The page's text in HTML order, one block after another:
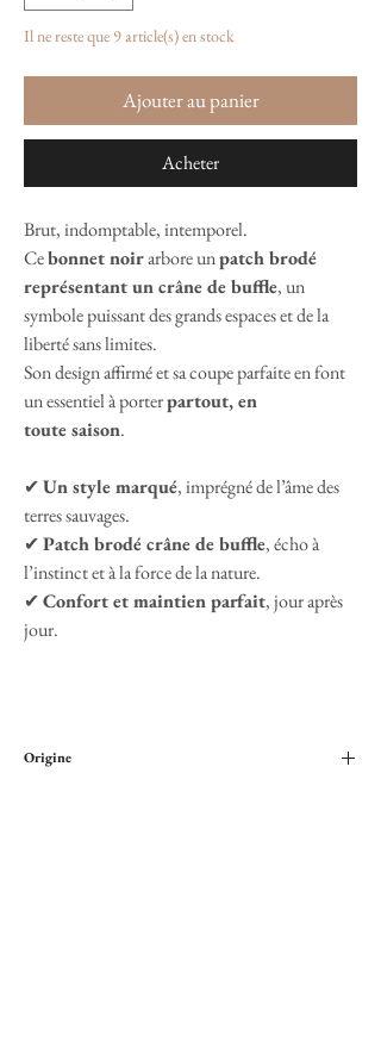
Il ne reste que 9 article(s) en stock
Ajouter au panier
Acheter
Brut, indomptable, intemporel.
Cebonnet noirarbore unpatch brodé
représentant un crâne de buffle, un
symbole puissant des grands espaces et de la
liberté sans limites.
Son design affirmé et sa coupe parfaite en font
un essentiel à porterpartout, en
toute saison.
✔Un style marqué, imprégné de l’âme des
terres sauvages.
✔Patch brodé crâne de buffle, écho à
l’instinct et à la force de la nature.
✔Confort et maintien parfait, jour après
jour.
Origine